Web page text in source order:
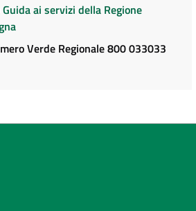
ai servizi della Regione
Verde Regionale 800 033033